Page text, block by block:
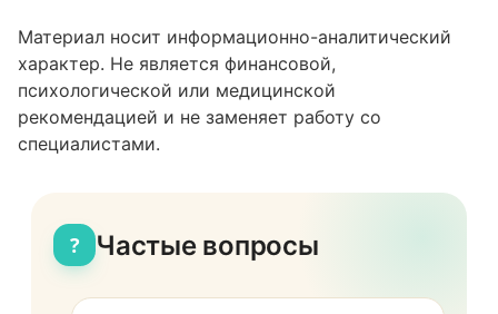
Материал носит информационно-аналитический
характер. Не является финансовой,
психологической или медицинской
рекомендацией и не заменяет работу со
специалистами.
? Частые вопросы